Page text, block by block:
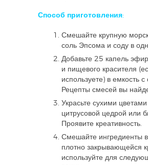
Способ приготовления:
Смешайте крупную
соль Эпсома и соду в
Добавьте 25 капель
и пищевого красителя
используете) в емкость с
Рецепты смесей вы
Украсьте сухими
цитрусовой цедрой или
Проявите креативность.
Смешайте ингредиенты
плотно закрывающейся
используйте для